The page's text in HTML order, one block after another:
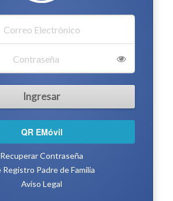
Ingresar
QR EMóvil
Recuperar Contraseña
Pre Registro Padre de Familia
Aviso Legal